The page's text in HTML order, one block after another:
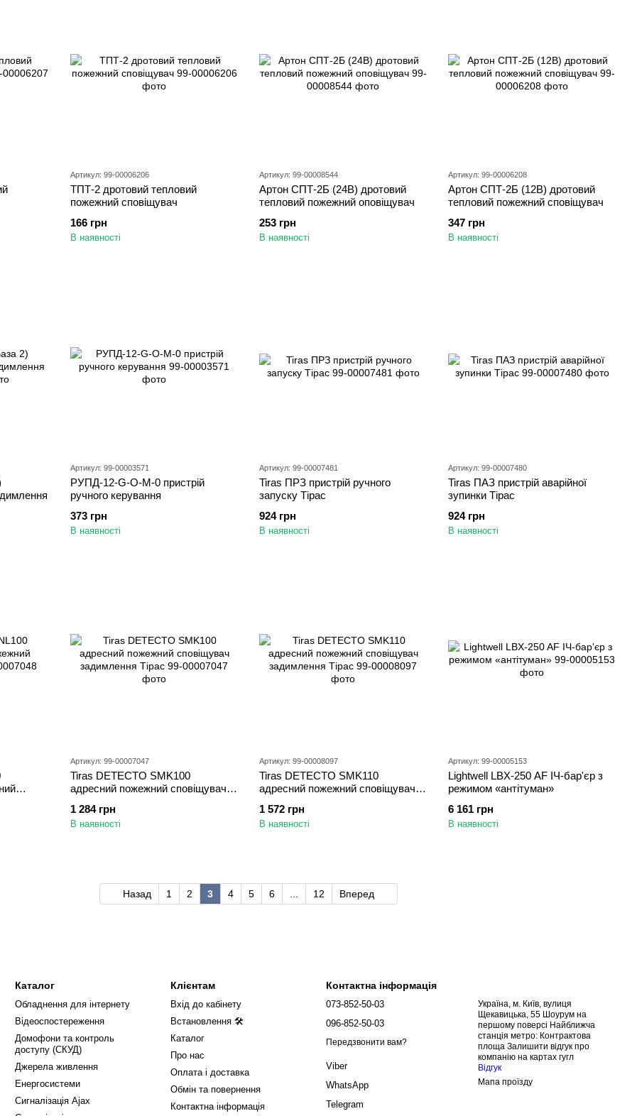
Артикул: 99-00006206
ТПТ-2 дротовий тепловий
пожежний cповіщувач
166 грн
В наявності
Артикул: 99-00008544
Артон СПТ-2Б (24В) дротовий
тепловий пожежний оповіщувач
253 грн
В наявності
Артикул: 99-00006208
Артон СПТ-2Б (12В) дротовий
тепловий пожежний сповіщувач
347 грн
В наявності
Артикул: 99-00003571
РУПД-12-G-O-М-0 пристрій
ручного керування
373 грн
В наявності
Артикул: 99-00007481
Tiras ПРЗ пристрій ручного
запуску Тірас
924 грн
В наявності
Артикул: 99-00007480
Tiras ПАЗ пристрій аварійної
зупинки Тірас
924 грн
В наявності
Артикул: 99-00007047
Tiras DETECTO SMK100
адресний пожежний сповіщувач
1 284 грн
В наявності
Артикул: 99-00008097
Tiras DETECTO SMK110
адресний пожежний сповіщувач
1 572 грн
В наявності
Артикул: 99-00005153
Lightwell LBX-250 AF ІЧ-бар'єр з
режимом «антітуман»
6 161 грн
В наявності
Назад 1 2 3 4 5 6 12 Вперед
Каталог
Обладнення для інтернету
Відеоспостереження
Домофони та контроль
доступу (СКУД)
Джерела живлення
Енергосистеми
Сигналізація Ajax
Клієнтам
Вхід до кабінету
Встановлення 🛠
Каталог
Про нас
Оплата і доставка
Обмін та повернення
Контактна інформація
Контактна інформація
073-852-50-03
096-852-50-03
Передзвонити вам?
Viber
WhatsApp
Telegram
Україна, м. Київ, вулиця
Щекавицька, 55 Шоурум на
першому поверсі Найближча
станція метро: Контрактова
площа Залишити відгук про
компанію на картах гугл
Відгук
Мапа проїзду